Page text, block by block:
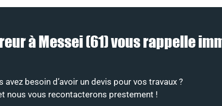
à Messei (61) vous rappelle
besoin d’avoir un devis pour vos travaux ?
nous vous recontacterons prestement !